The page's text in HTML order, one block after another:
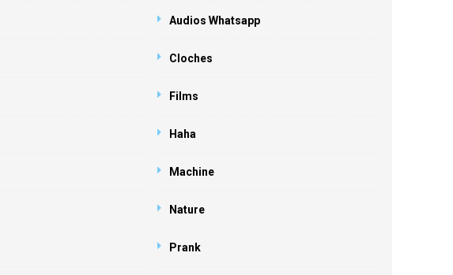
Audios Whatsapp
Cloches
Films
Haha
Machine
Nature
Prank